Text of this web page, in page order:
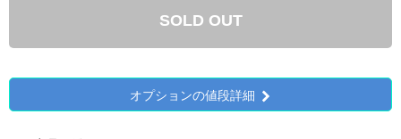
SOLD OUT
オプションの値段詳細